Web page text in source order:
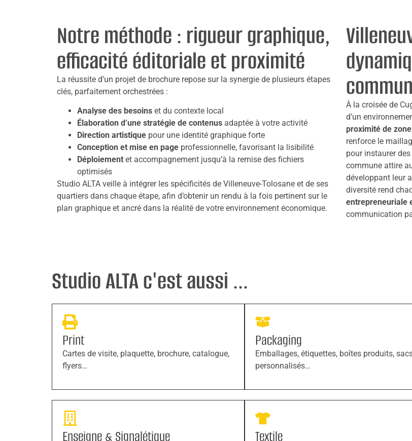
Notre méthode : rigueur graphique,
efficacité éditoriale et proximité
La réussite d’un projet de brochure repose sur la synergie de plusieurs étapes
clés, parfaitement orchestrées :
Analyse des besoins et du contexte local
Élaboration d’une stratégie de contenus adaptée à votre activité
Direction artistique pour une identité graphique forte
Conception et mise en page professionnelle, favorisant la lisibilité
Déploiement et accompagnement jusqu’à la remise des fichiers
optimisés
Studio ALTA veille à intégrer les spécificités de Villeneuve-Tolosane et de ses
quartiers dans chaque étape, afin d’obtenir un rendu à la fois pertinent sur le
plan graphique et ancré dans la réalité de votre environnement économique.
À la croisée de
d’un
proximité de
renforce le
pour instaurer
commune attire
développant leur
diversité rend
entrepreneuriale
communication
Studio ALTA c'est aussi ...
Print
Cartes de visite, plaquette, brochure, catalogue,
flyers…
Packaging
Emballages, étiquettes, boîtes produits,
personnalisés…
Enseigne & Signalétique Textile